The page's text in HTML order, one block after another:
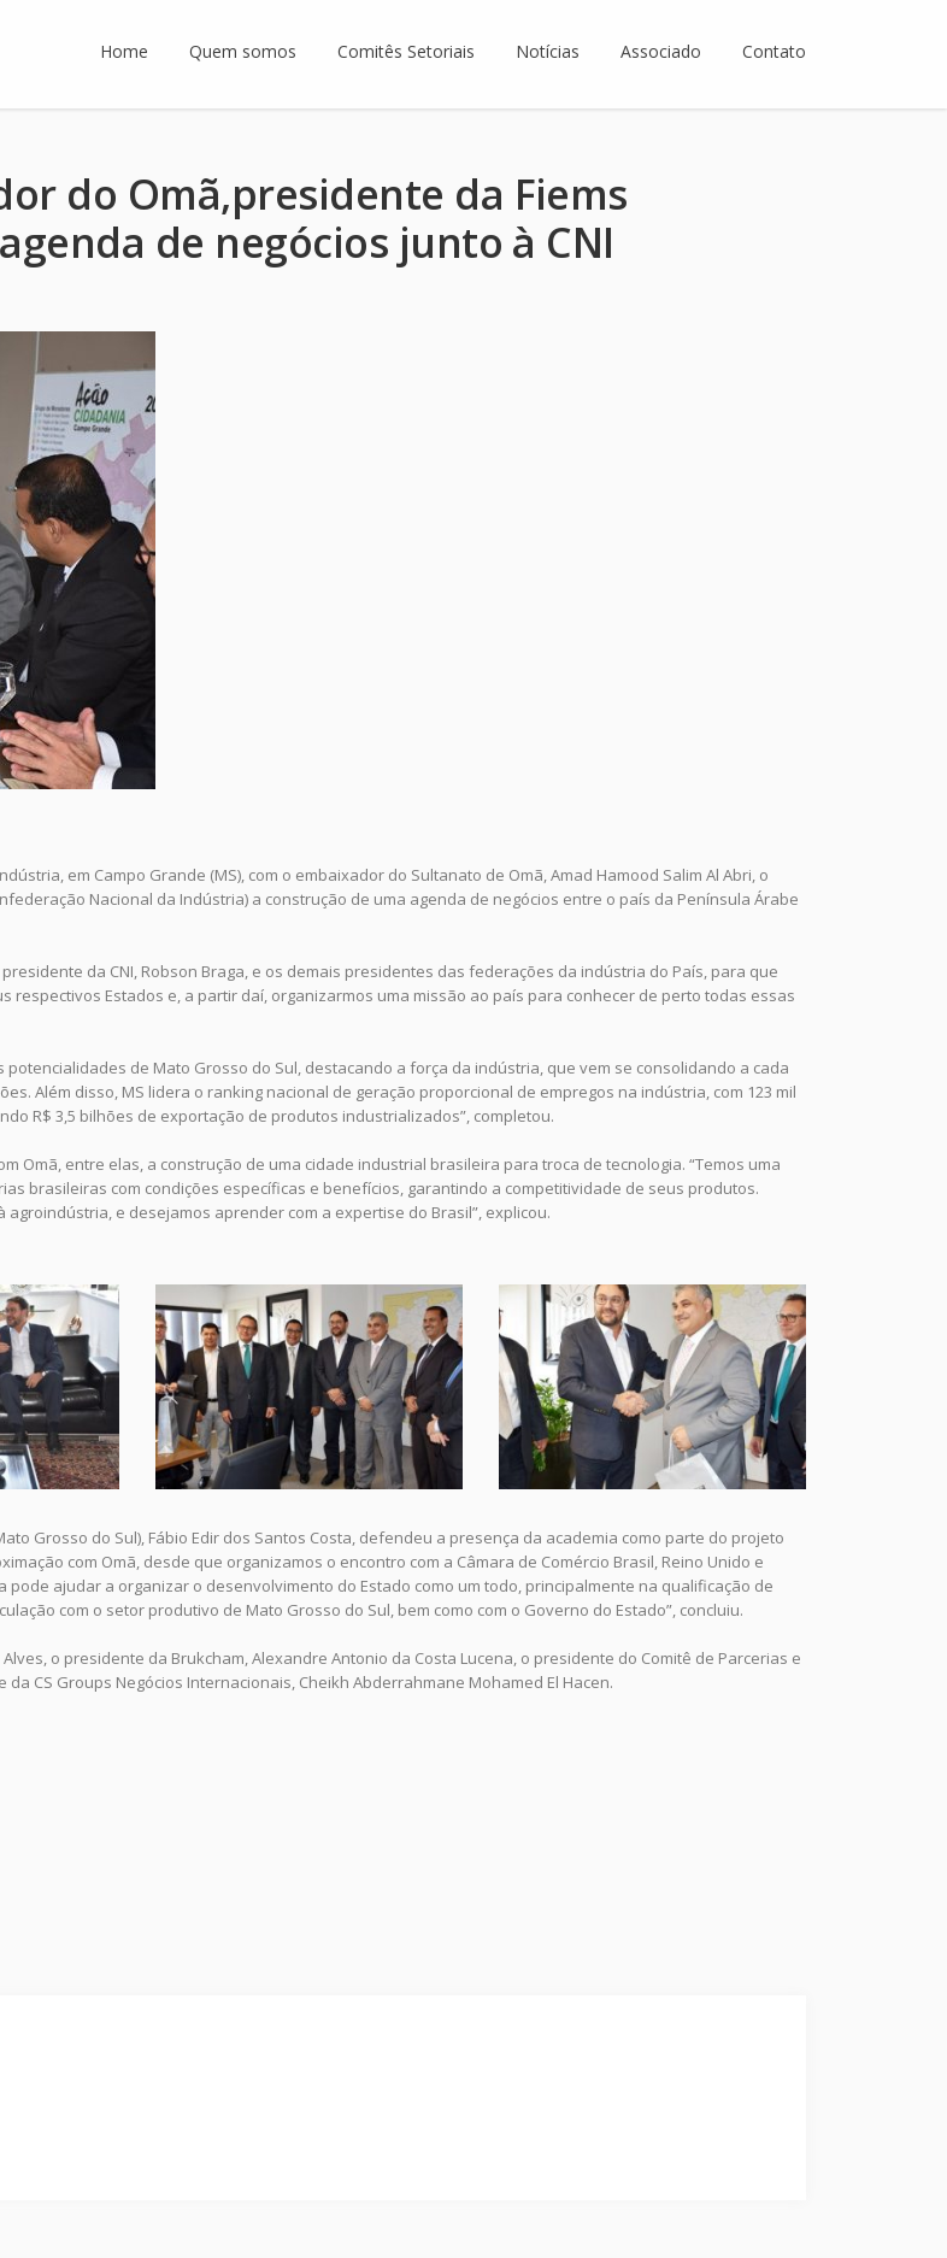
Home Quem somos Comitês Setoriais Notícias Associado Contato
do Omã,presidente da Fiems
de negócios junto à CNI
em Campo Grande (MS), com o embaixador do Sultanato de Omã, Amad Hamood Salim Al Abri, o
Nacional da Indústria) a construção de uma agenda de negócios entre o país da Península Árabe
da CNI, Robson Braga, e os demais presidentes das federações da indústria do País, para que
Estados e, a partir daí, organizarmos uma missão ao país para conhecer de perto todas essas
de Mato Grosso do Sul, destacando a força da indústria, que vem se consolidando a cada
Além disso, MS lidera o ranking nacional de geração proporcional de empregos na indústria, com 123 mil
R$ 3,5 bilhões de exportação de produtos industrializados”, completou.
Omã, entre elas, a construção de uma cidade industrial brasileira para troca de tecnologia. “Temos uma
brasileiras com condições específicas e benefícios, garantindo a competitividade de seus produtos.
e desejamos aprender com a expertise do Brasil”, explicou.
Grosso do Sul), Fábio Edir dos Santos Costa, defendeu a presença da academia como parte do projeto
com Omã, desde que organizamos o encontro com a Câmara de Comércio Brasil, Reino Unido e
ajudar a organizar o desenvolvimento do Estado como um todo, principalmente na qualificação de
com o setor produtivo de Mato Grosso do Sul, bem como com o Governo do Estado”, concluiu.
o presidente da Brukcham, Alexandre Antonio da Costa Lucena, o presidente do Comitê de Parcerias e
CS Groups Negócios Internacionais, Cheikh Abderrahmane Mohamed El Hacen.